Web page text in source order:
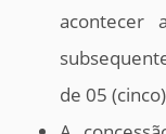
acontecer
de 05